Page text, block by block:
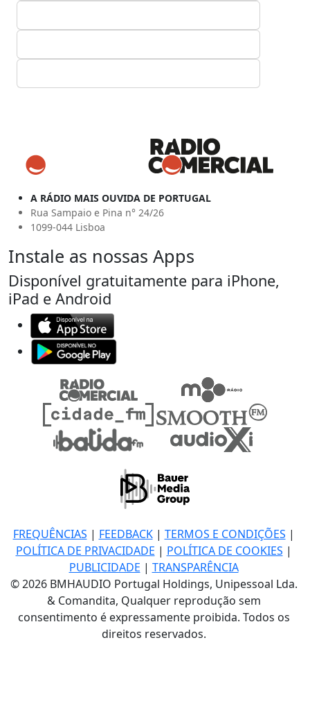
A RÁDIO MAIS OUVIDA DE PORTUGAL
Rua Sampaio e Pina n° 24/26
1099-044 Lisboa
Instale as nossas Apps
Disponível gratuitamente para iPhone,
iPad e Android
FREQUÊNCIAS | FEEDBACK| TERMOS E CONDIÇÕES |
POLÍTICA DE PRIVACIDADE | POLÍTICA DE COOKIES |
PUBLICIDADE | TRANSPARÊNCIA
© 2026 BMHAUDIO Portugal Holdings, Unipessoal Lda.
& Comandita, Qualquer reprodução sem
consentimento é expressamente proibida. Todos os
direitos reservados.